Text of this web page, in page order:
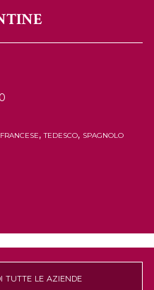
tedesco, spagnolo
tutte le aziende